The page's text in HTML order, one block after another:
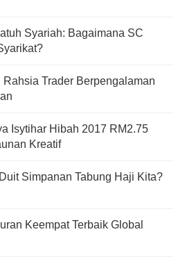
Syariah: Bagaimana SC
Rahsia Trader Berpengalaman
Isytihar Hibah 2017 RM2.75
Kreatif
Simpanan Tabung Haji Kita?
Keempat Terbaik Global